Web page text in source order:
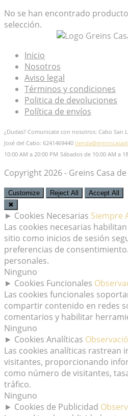
No se han encontrado
selección.
Inicio
Nosotros
Aviso legal
Términos y condiciones
Politica de devoluciones
Política de envíos
¿Dudas? Comunicate con nosotros: Cabo San
José del Cabo: 6241469440
10:00 AM a 20:00 PM Sábados de 10:00 AM a
Copyright 2026 - Greins Casa
Customize Reject All
Accept All
✖
► Cookies Necesarias Siempre
Las cookies necesarias
sitio como inicios de sesión
preferencias de
personales.
Ninguno
► Cookies Funcionales
Las cookies funcionales
compartir contenido en redes
comentarios y habilitar
Ninguno
► Cookies Analíticas
Las cookies analíticas rastrean
visitantes, proporcionando
como número de visitantes,
tráfico.
Ninguno
► Cookies de Publicidad